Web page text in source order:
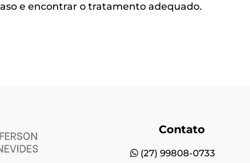
e encontrar o tratamento adequado.
Contato
(27) 99808-0733